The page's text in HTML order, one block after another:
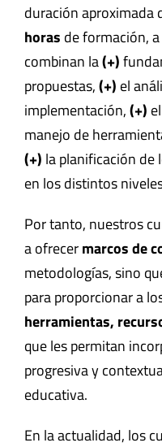
duración aproximada
horas de formación,
combinan la(+)
propuestas,(+) el
implementación,(+) el
manejo de
(+) laplanificación de
en los distintos
Por tanto, nuestros
a ofrecermarcos de
metodologías, sino
para proporcionar a
herramientas,
que les permitan
progresiva y
educativa.
En la actualidad, los